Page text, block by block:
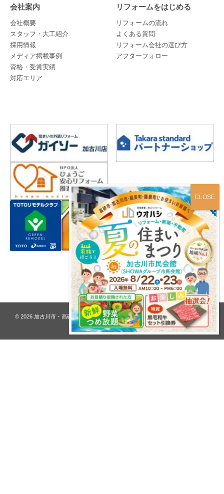
会社案内
会社概要
スタッフ・大工紹介
採用情報
メディア掲載事例
資格・受賞実績
対応エリア
リフォームをはじめる
リフォームの流れ
よくある質問
リフォーム会社の選び方
アフターフォロー
プライバシーポリシー
© 2026 加古川市・高砂市 夢リフォーム ウオハシ – 創業128年の老舗. All rights
reserved.